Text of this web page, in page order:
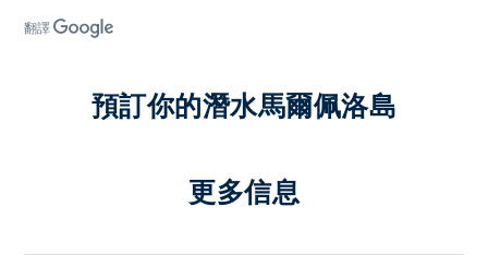
翻譯
預訂你的潛水馬爾佩洛島
更多信息